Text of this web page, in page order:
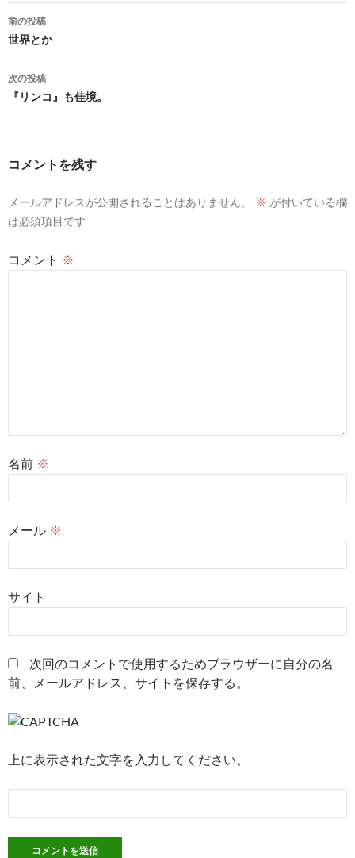
投
稿
ナ
ビ
ョ
前の投稿
世界とか
次の投稿
『リンコ』も佳境。
コメントを残す
メールアドレスが公開されることはありません。 ※ が付いている欄
は必須項目です
コメント ※
名前 ※
メール ※
サイト
次回のコメントで使用するためブラウザーに自分の名
前、メールアドレス、サイトを保存する。
上に表示された文字を入力してください。